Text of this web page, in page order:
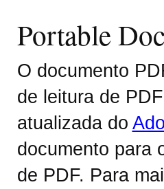
Portable
O documento
de leitura de
atualizada do
documento para
de PDF. Para